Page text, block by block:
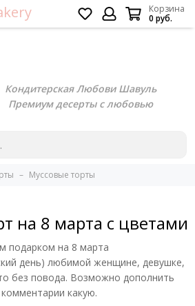
Кондитерская Любови Шавуль
Премиум десерты с любовью
Корзина
0 руб.
Муссовые торты
на 8 марта с цветами
подарком на 8 марта
день) любимой женщине, девушке,
без повода. Возможно дополнить
какую.